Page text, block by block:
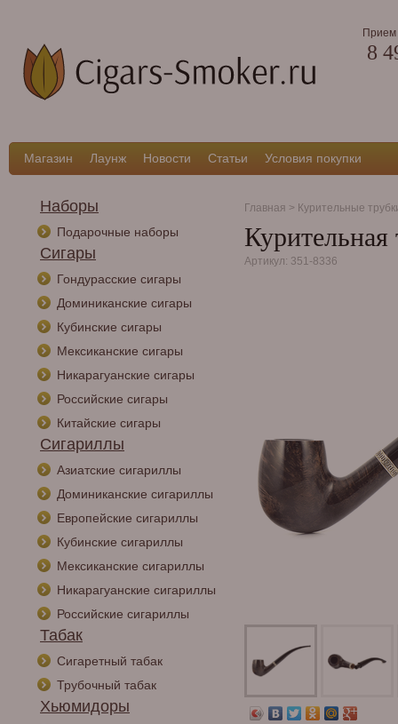
Прием
8
Магазин Лаунж Новости Статьи Условия покупки
Наборы
Подарочные наборы
Сигары
Гондурасские сигары
Доминиканские сигары
Кубинские сигары
Мексиканские сигары
Никарагуанские сигары
Российские сигары
Китайские сигары
Сигариллы
Азиатские сигариллы
Доминиканские сигариллы
Европейские сигариллы
Кубинские сигариллы
Мексиканские сигариллы
Никарагуанские сигариллы
Российские сигариллы
Табак
Сигаретный табак
Трубочный табак
Хьюмидоры
Главная > Курительные
Артикул: 351-8336